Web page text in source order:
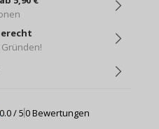
0.0/ 50 Bewertungen